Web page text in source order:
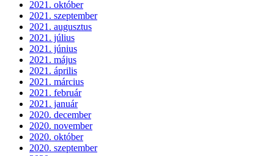
2021. október
2021. szeptember
2021. augusztus
2021. július
2021. június
2021. május
2021. április
2021. március
2021. február
2021. január
2020. december
2020. november
2020. október
2020. szeptember